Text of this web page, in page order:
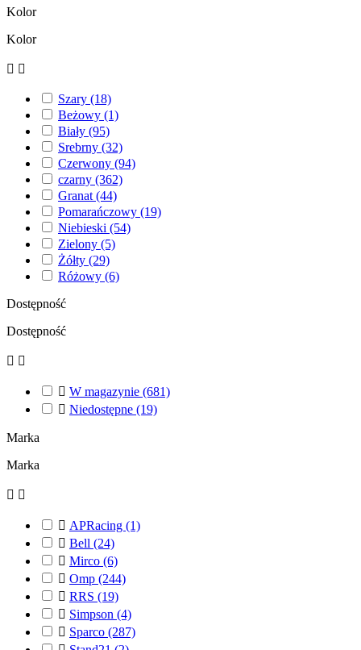
Kolor
Kolor
 
Szary (18)
Beżowy (1)
Biały (95)
Srebrny (32)
Czerwony (94)
czarny (362)
Granat (44)
Pomarańczowy (19)
Niebieski (54)
Zielony (5)
Żółty (29)
Różowy (6)
Dostępność
Dostępność
 
 W magazynie (681)
 Niedostępne (19)
Marka
Marka
 
 APRacing (1)
 Bell (24)
 Mirco (6)
 Omp (244)
 RRS (19)
 Simpson (4)
 Sparco (287)